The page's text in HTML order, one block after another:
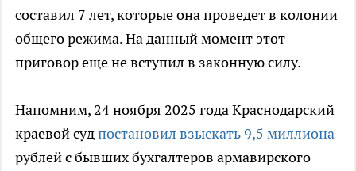
составил 7 лет, которые она проведет в колонии
общего режима. На данный момент этот
приговор еще не вступил в законную силу.
Напомним, 24 ноября 2025 года Краснодарский
краевой судпостановил взыскать 9,5 миллиона
рублей с бывших бухгалтеров армавирского